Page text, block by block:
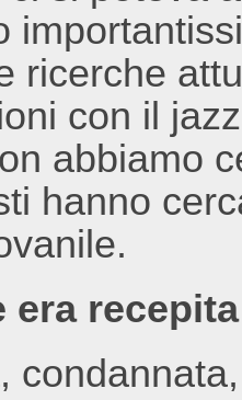
ricerche
con il
abbiamo
hanno
era